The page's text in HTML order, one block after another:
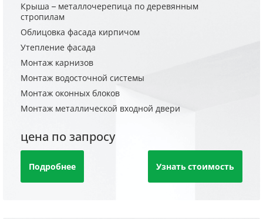
Крыша – металлочерепица по деревянным
стропилам
Облицовка фасада кирпичом
Утепление фасада
Монтаж карнизов
Монтаж водосточной системы
Монтаж оконных блоков
Монтаж металлической входной двери
цена по запросу
Подробнее Узнать стоимость